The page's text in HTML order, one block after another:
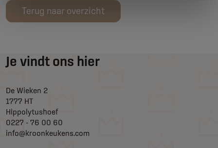
Terug naar overzicht
Je vindt ons hier
De Wieken 2
1777 HT
Hippolytushoef
0227 - 76 00 60
info@kroonkeukens.com